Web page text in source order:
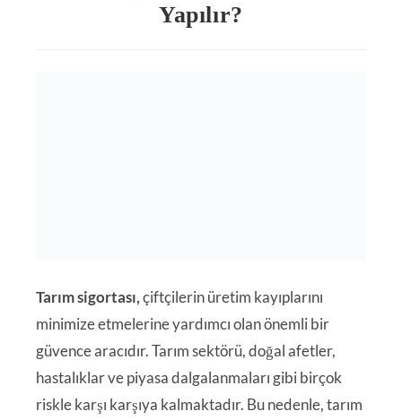
Yapılır?
Tarım sigortası,çiftçilerin üretim kayıplarını
minimize etmelerine yardımcı olan önemli bir
güvence aracıdır. Tarım sektörü, doğal afetler,
hastalıklar ve piyasa dalgalanmaları gibi birçok
riskle karşı karşıya kalmaktadır. Bu nedenle, tarım